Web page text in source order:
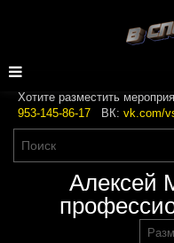
Хотите разместить
953-145-86-17 ВК: vk.com/
Алексей